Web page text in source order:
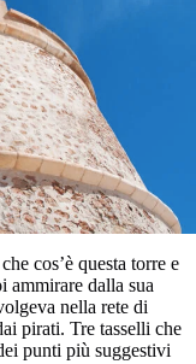
cos’è questa torre e
ammirare dalla sua
nella rete di
pirati. Tre tasselli che
punti più suggestivi